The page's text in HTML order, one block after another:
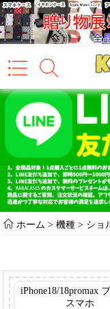
ホーム > 機種 > ショ
iPhone18/18promax
スマホ